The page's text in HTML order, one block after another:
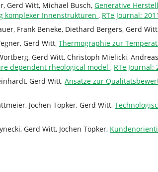
Gerd Witt, Michael Busch,Generative
komplexer Innenstrukturen, RTe Journal: 2011
Frank Beneke, Diethard Bergers, Gerd
Gerd Witt,Thermographie zur
Gerd Witt, Christoph Mielicki,
dependent rheological model, RTe Journal:
Gerd Witt,Ansätze zur
Jochen Töpker, Gerd Witt,
Gerd Witt, Jochen Töpker,